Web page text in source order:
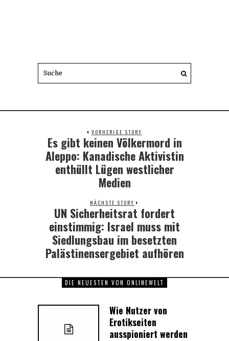
VORHERIGE STORY
Previous
post:
Es gibt keinen Völkermord in
Aleppo: Kanadische Aktivistin
enthüllt Lügen westlicher
Medien
NÄCHSTE STORY
Next
UN Sicherheitsrat fordert
einstimmig: Israel muss mit
Siedlungsbau im besetzten
Palästinensergebiet aufhören
DIE NEUESTEN VON ONLINEWELT
Wie Nutzer von
Erotikseiten
ausspioniert werden